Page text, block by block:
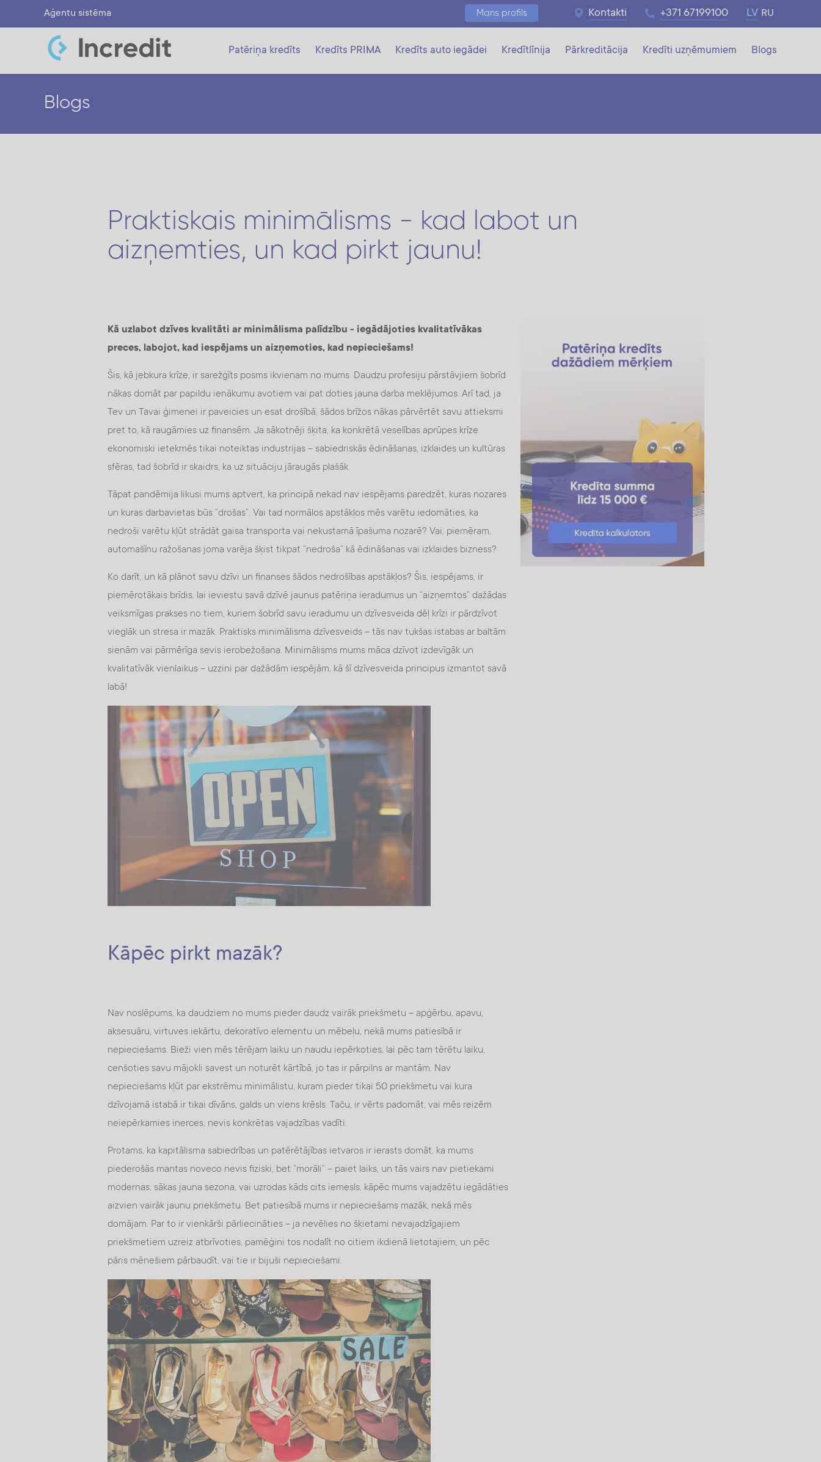
Aģentu sistēma Mans profils Kontakti +371 67199100 RU
LV
Patēriņa kredīts Kredīts PRIMA Kredīts auto iegādei Kredītlīnija Pārkreditācija Kredīti uzņēmumiem Blogs
Blogs
Praktiskais minimālisms - kad labot un
aizņemties, un kad pirkt jaunu!
Kā uzlabot dzīves kvalitāti ar minimālisma palīdzību - iegādājoties kvalitatīvākas
preces, labojot, kad iespējams un aizņemoties, kad nepieciešams!
Šis, kā jebkura krīze, ir sarežģīts posms ikvienam no mums. Daudzu profesiju pārstāvjiem šobrīd
nākas domāt par papildu ienākumu avotiem vai pat doties jauna darba meklējumos. Arī tad, ja
Tev un Tavai ģimenei ir paveicies un esat drošībā, šādos brīžos nākas pārvērtēt savu attieksmi
pret to, kā raugāmies uz finansēm. Ja sākotnēji šķita, ka konkrētā veselības aprūpes krīze
ekonomiski ietekmēs tikai noteiktas industrijas – sabiedriskās ēdināšanas, izklaides un kultūras
sfēras, tad šobrīd ir skaidrs, ka uz situāciju jāraugās plašāk.
Tāpat pandēmija likusi mums aptvert, ka principā nekad nav iespējams paredzēt, kuras nozares
un kuras darbavietas būs “drošas”. Vai tad normālos apstākļos mēs varētu iedomāties, ka
nedroši varētu kļūt strādāt gaisa transporta vai nekustamā īpašuma nozarē? Vai, piemēram,
automašīnu ražošanas joma varēja šķist tikpat “nedroša” kā ēdināšanas vai izklaides bizness?
Ko darīt, un kā plānot savu dzīvi un finanses šādos nedrošības apstākļos? Šis, iespējams, ir
piemērotākais brīdis, lai ieviestu savā dzīvē jaunus patēriņa ieradumus un “aizņemtos” dažādas
veiksmīgas prakses no tiem, kuriem šobrīd savu ieradumu un dzīvesveida dēļ krīzi ir pārdzīvot
vieglāk un stresa ir mazāk. Praktisks minimālisma dzīvesveids – tās nav tukšas istabas ar baltām
sienām vai pārmērīga sevis ierobežošana. Minimālisms mums māca dzīvot izdevīgāk un
kvalitatīvāk vienlaikus – uzzini par dažādām iespējām, kā šī dzīvesveida principus izmantot savā
labā!
Kāpēc pirkt mazāk?
Nav noslēpums, ka daudziem no mums pieder daudz vairāk priekšmetu – apģērbu, apavu,
aksesuāru, virtuves iekārtu, dekoratīvo elementu un mēbeļu, nekā mums patiesībā ir
nepieciešams. Bieži vien mēs tērējam laiku un naudu iepērkoties, lai pēc tam tērētu laiku,
cenšoties savu mājokli savest un noturēt kārtībā, jo tas ir pārpilns ar mantām. Nav
nepieciešams kļūt par ekstrēmu minimālistu, kuram pieder tikai 50 priekšmetu vai kura
dzīvojamā istabā ir tikai dīvāns, galds un viens krēsls. Taču, ir vērts padomāt, vai mēs reizēm
neiepērkamies inerces, nevis konkrētas vajadzības vadīti.
Protams, ka kapitālisma sabiedrības un patērētājības ietvaros ir ierasts domāt, ka mums
piederošās mantas noveco nevis fiziski, bet “morāli” – paiet laiks, un tās vairs nav pietiekami
modernas, sākas jauna sezona, vai uzrodas kāds cits iemesls, kāpēc mums vajadzētu iegādāties
aizvien vairāk jaunu priekšmetu. Bet patiesībā mums ir nepieciešams mazāk, nekā mēs
domājam. Par to ir vienkārši pārliecināties – ja nevēlies no šķietami nevajadzīgajiem
priekšmetiem uzreiz atbrīvoties, pamēģini tos nodalīt no citiem ikdienā lietotajiem, un pēc
pāris mēnešiem pārbaudīt, vai tie ir bijuši nepieciešami.